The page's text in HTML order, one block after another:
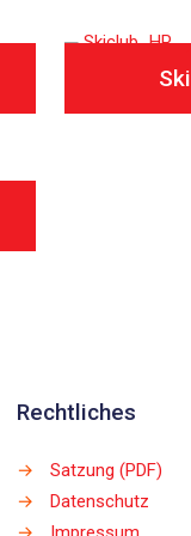
Rechtliches
→
Satzung (PDF)
→
Datenschutz